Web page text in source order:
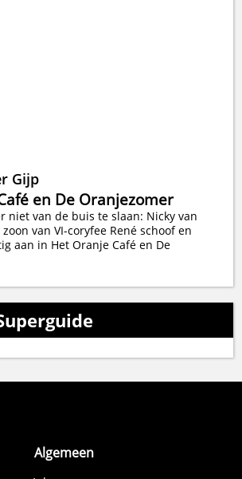
Gijp
en De Oranjezomer
niet van de buis te slaan: Nicky van
van VI-coryfee René schoof en
aan in Het Oranje Café en De
Algemeen